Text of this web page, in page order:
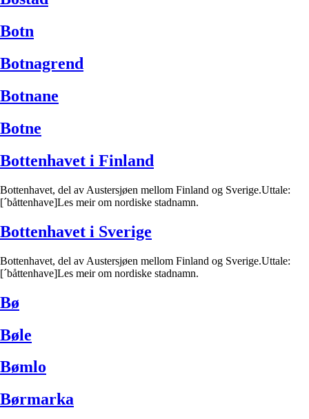
Botn
Botnagrend
Botnane
Botne
Bottenhavet i Finland
Bottenhavet, del av Austersjøen mellom Finland og Sverige.Uttale:
[´båttenhave]Les meir om nordiske stadnamn.
Bottenhavet i Sverige
Bottenhavet, del av Austersjøen mellom Finland og Sverige.Uttale:
[´båttenhave]Les meir om nordiske stadnamn.
Bø
Bøle
Bømlo
Børmarka